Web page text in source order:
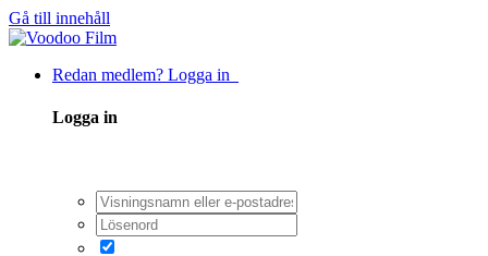
Gå till innehåll
Redan medlem? Logga in
Logga in